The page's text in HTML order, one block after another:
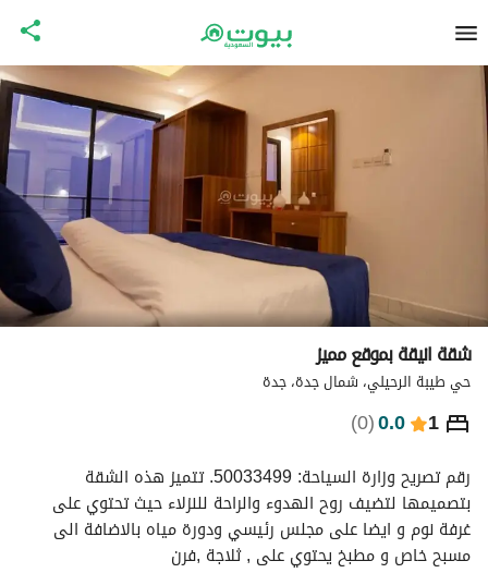
شقة انيقة بموقع مميز
حي طيبة الرحيلي، شمال جدة، جدة
1
0.0
(
0
) ⃁
975ليلة
التفاصيل الاماكن القريبة معلومات وزارة السياحة
مسبح خاص و مطبخ يحتوي على , ثلاجة ,فرن